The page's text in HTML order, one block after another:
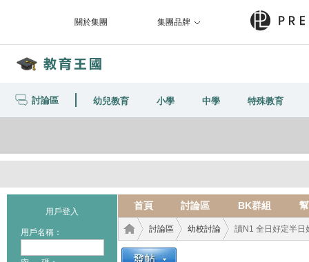
關於集團 集團品牌
討論區 幼兒教育 小學 中學 特殊教育
用戶登入
用戶名稱：
首頁 討論區 BK群組
討論區 幼校討論 讀N1 全日好定半日